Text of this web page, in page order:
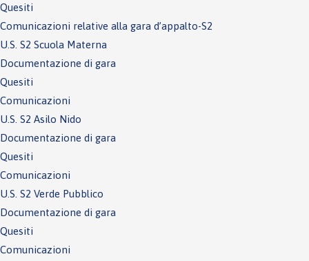
Quesiti
Comunicazioni relative alla gara d’appalto-S2
U.S. S2 Scuola Materna
Documentazione di gara
Quesiti
Comunicazioni
U.S. S2 Asilo Nido
Documentazione di gara
Quesiti
Comunicazioni
U.S. S2 Verde Pubblico
Documentazione di gara
Quesiti
Comunicazioni